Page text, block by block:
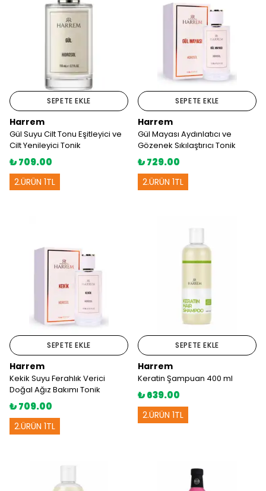
SEPETE EKLE
Harrem
Gül Suyu Cilt Tonu Eşitleyici ve
Cilt Yenileyici Tonik
₺ 709.00
2.ÜRÜN 1TL
SEPETE EKLE
Harrem
Gül Mayası Aydınlatıcı ve
Gözenek Sıkılaştırıcı Tonik
₺ 729.00
2.ÜRÜN 1TL
SEPETE EKLE
Harrem
Kekik Suyu Ferahlık Verici
Doğal Ağız Bakımı Tonik
₺ 709.00
2.ÜRÜN 1TL
SEPETE EKLE
Harrem
Keratin Şampuan 400 ml
₺ 639.00
2.ÜRÜN 1TL